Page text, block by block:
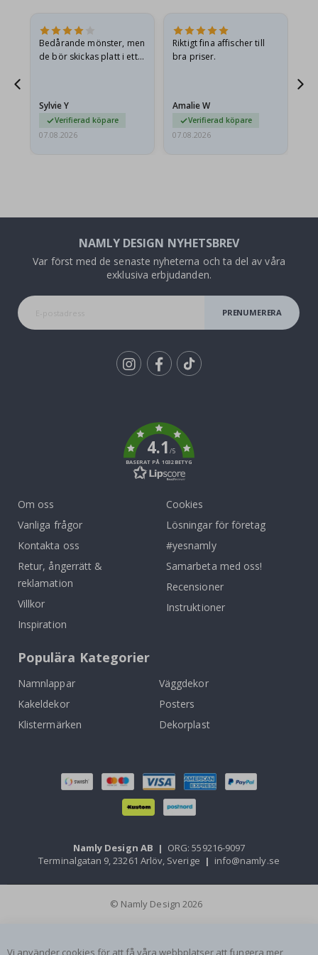
Bedårande mönster, men
de bör skickas platt i ett
Sylvie Y
Verifierad köpare
07.08.2026
Riktigt fina affischer till
bra priser.
Amalie W
Verifierad köpare
07.08.2026
NAMLY DESIGN NYHETSBREV
Var först med de senaste nyheterna och ta del av våra
exklusiva erbjudanden.
PRENUMERERA
4.1/5
BASERAT PÅ 1032 BETYG
Om oss
Vanliga frågor
Kontakta oss
Retur, ångerrätt &
reklamation
Villkor
Inspiration
Cookies
Lösningar för företag
#yesnamly
Samarbeta med oss!
Recensioner
Instruktioner
Populära Kategorier
Namnlappar
Väggdekor
Kakeldekor
Posters
Klistermärken
Dekorplast
Namly Design AB | ORG: 559216-9097
Terminalgatan 9, 23261 Arlöv, Sverige | info@namly.se
© Namly Design 2026
Vi använder cookies för att få våra webbplatser att fungera mer